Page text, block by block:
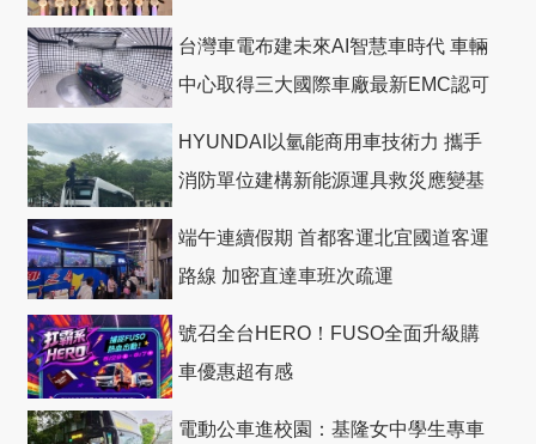
台灣車電布建未來AI智慧車時代 車輛
中心取得三大國際車廠最新EMC認可
HYUNDAI以氫能商用車技術力 攜手
消防單位建構新能源運具救災應變基
端午連續假期 首都客運北宜國道客運
路線 加密直達車班次疏運
號召全台HERO！FUSO全面升級購
車優惠超有感
電動公車進校園：基隆女中學生專車